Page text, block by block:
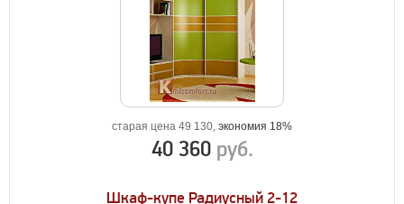
старая цена 49 130, экономия 18%
40 360 руб.
Шкаф-купе Радиусный 2-12